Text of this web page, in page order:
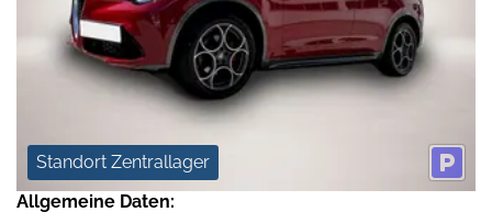
Standort Zentrallager
Allgemeine Daten: